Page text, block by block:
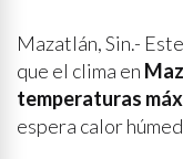
Mazatlán, Sin.-
que el clima en
temperaturas
espera calor